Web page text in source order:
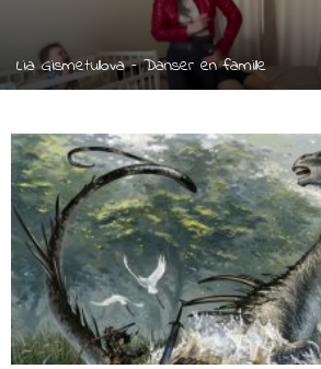
Lia Gismetullova – Danser en famille